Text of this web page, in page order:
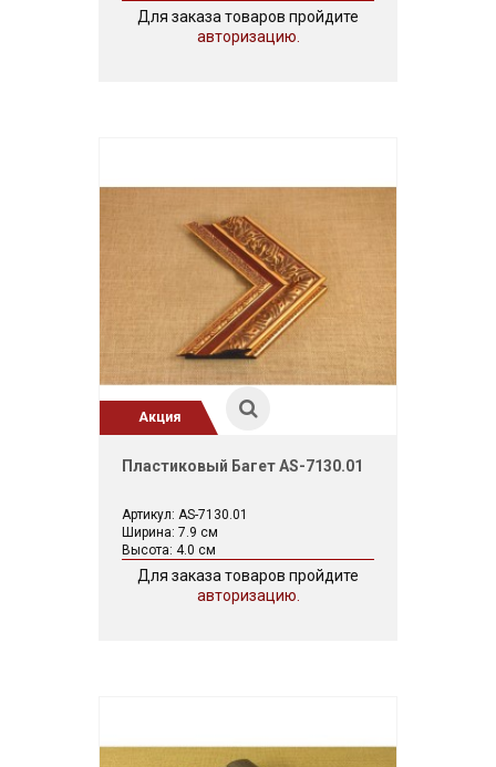
Для заказа товаров пройдите
авторизацию.
Акция
Пластиковый Багет AS-7130.01
Артикул: AS-7130.01
Ширина: 7.9 см
Высота: 4.0 см
Для заказа товаров пройдите
авторизацию.